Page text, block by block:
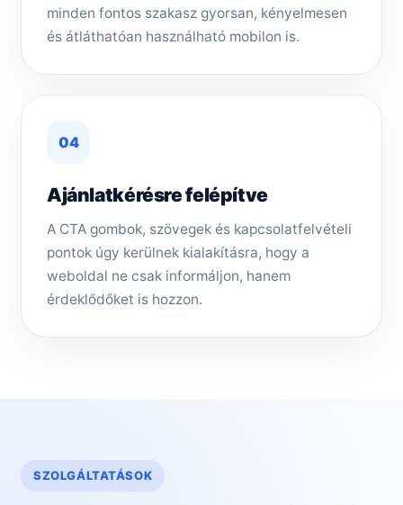
minden fontos szakasz gyorsan, kényelmesen
és átláthatóan használható mobilon is.
04
Ajánlatkérésre felépítve
A CTA gombok, szövegek és kapcsolatfelvételi
pontok úgy kerülnek kialakításra, hogy a
weboldal ne csak informáljon, hanem
érdeklődőket is hozzon.
SZOLGÁLTATÁSOK